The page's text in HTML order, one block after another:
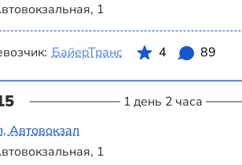
1
БайерТранс 4 89
1 день 2 часа
Автовокзал
1